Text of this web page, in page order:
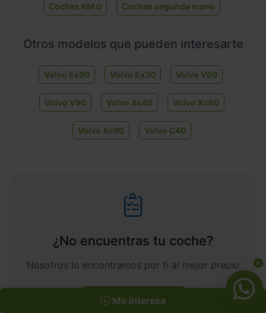
Coches KM 0 Coches segunda mano
Otros modelos que pueden interesarte
Volvo Es90 Volvo Ex30 Volvo V60
Volvo V90 Volvo Xc40 Volvo Xc60
Volvo Xc90 Volvo C40
¿No encuentras tu coche?
Nosotros lo encontramos por ti al mejor precio
Coche a la carta
Me interesa